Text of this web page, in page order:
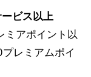
ビス以上
ミアポイント以
レミアムポイ